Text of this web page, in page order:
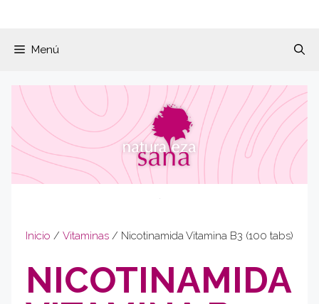
Menú
Inicio / Vitaminas / Nicotinamida Vitamina B3 (100 tabs)
NICOTINAMIDA